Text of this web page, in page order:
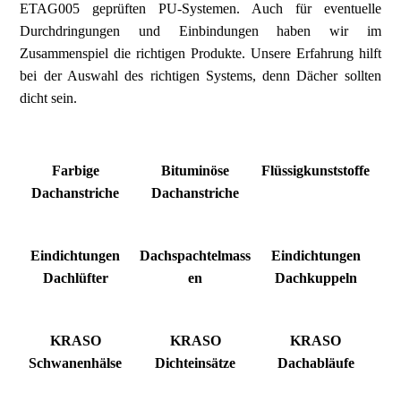
ETAG005 geprüften PU-Systemen. Auch für eventuelle
Durchdringungen und Einbindungen haben wir im
Zusammenspiel die richtigen Produkte. Unsere Erfahrung hilft
bei der Auswahl des richtigen Systems, denn Dächer sollten
dicht sein.
Farbige
Dachanstriche
Bituminöse
Dachanstriche
Flüssigkunststoffe
Eindichtungen
Dachlüfter
Dachspachtelmass
en
Eindichtungen
Dachkuppeln
KRASO
Schwanenhälse
KRASO
Dichteinsätze
KRASO
Dachabläufe